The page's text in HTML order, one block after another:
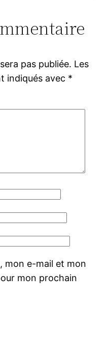
pas publiée. Les
indiqués avec *
mon e-mail et mon
mon prochain